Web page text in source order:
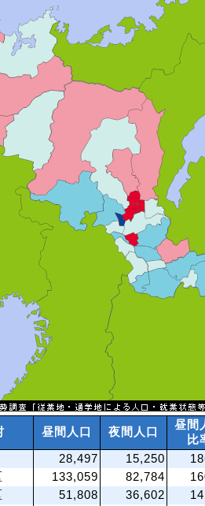
昼間人口 夜間人口
昼間
比
28,497 15,250
133,059 82,784
51,808 36,602